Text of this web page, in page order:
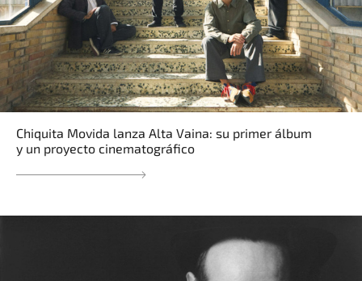
Chiquita Movida lanza Alta Vaina: su primer álbum
y un proyecto cinematográfico